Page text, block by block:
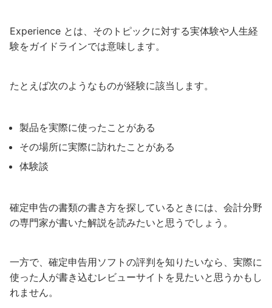
Experience とは、そのトピックに対する実体験や人生経
験をガイドラインでは意味します。
たとえば次のようなものが経験に該当します。
製品を実際に使ったことがある
その場所に実際に訪れたことがある
体験談
確定申告の書類の書き方を探しているときには、会計分野
の専門家が書いた解説を読みたいと思うでしょう。
一方で、確定申告用ソフトの評判を知りたいなら、実際に
使った人が書き込むレビューサイトを見たいと思うかもし
れません。